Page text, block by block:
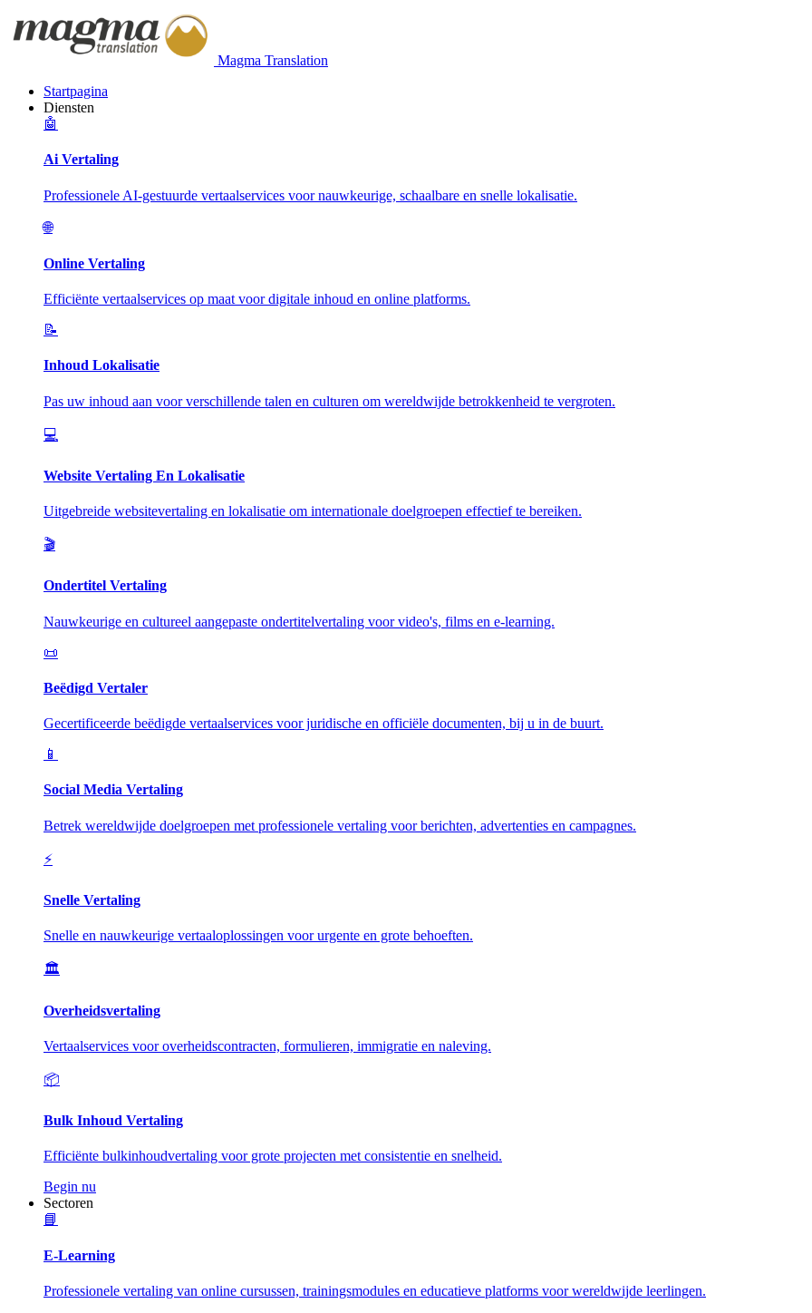
Magma Translation
Startpagina
Diensten
🤖
Ai Vertaling
Professionele AI-gestuurde vertaalservices voor nauwkeurige, schaalbare en snelle lokalisatie.
🌐
Online Vertaling
Efficiënte vertaalservices op maat voor digitale inhoud en online platforms.
📝
Inhoud Lokalisatie
Pas uw inhoud aan voor verschillende talen en culturen om wereldwijde betrokkenheid te vergroten.
💻
Website Vertaling En Lokalisatie
Uitgebreide websitevertaling en lokalisatie om internationale doelgroepen effectief te bereiken.
🎬
Ondertitel Vertaling
Nauwkeurige en cultureel aangepaste ondertitelvertaling voor video's, films en e-learning.
📜
Beëdigd Vertaler
Gecertificeerde beëdigde vertaalservices voor juridische en officiële documenten, bij u in de buurt.
📱
Social Media Vertaling
Betrek wereldwijde doelgroepen met professionele vertaling voor berichten, advertenties en campagnes.
⚡
Snelle Vertaling
Snelle en nauwkeurige vertaaloplossingen voor urgente en grote behoeften.
🏛️
Overheidsvertaling
Vertaalservices voor overheidscontracten, formulieren, immigratie en naleving.
📦
Bulk Inhoud Vertaling
Efficiënte bulkinhoudvertaling voor grote projecten met consistentie en snelheid.
Begin nu
Sectoren
📘
E-Learning
Professionele vertaling van online cursussen, trainingsmodules en educatieve platforms voor wereldwijde leerlingen.